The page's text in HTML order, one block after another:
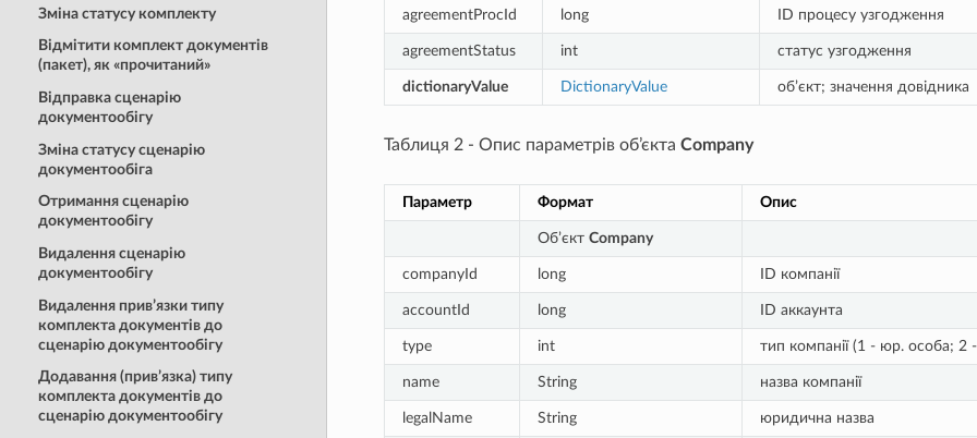
Зміна статусу комплекту
Відмітити комплект документів
(пакет), як «прочитаний»
Відправка сценарію
документообігу
Зміна статусу сценарію
документообіга
Отримання сценарію
документообігу
Видалення сценарію
документообігу
Видалення прив’язки типу
комплекта документів до
сценарію документообігу
Додавання (прив’язка) типу
комплекта документів до
сценарію документообігу
agreementProcId long ID процесу узгодження
agreementStatus int статус узгодження
dictionaryValue DictionaryValue об’єкт; значення довідника
Таблиця 2 - Опис параметрів об’єкта Company
Параметр Формат Опис
Об’єкт Company
companyId long ID компанії
accountId long ID аккаунта
type int тип компанії (1 - юр. особа; 2 -
name String назва компанії
legalName String юридична назва